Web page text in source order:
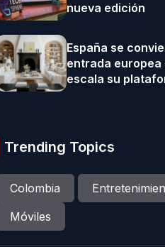
nueva edición
España se
entrada europea
escala su
Trending Topics
Colombia
Móviles